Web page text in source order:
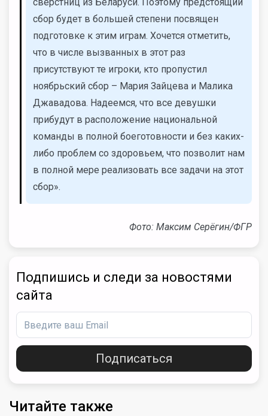
сверстниц из Беларуси. Поэтому предстоящий
сбор будет в большей степени посвящен
подготовке к этим играм. Хочется отметить,
что в числе вызванных в этот раз
присутствуют те игроки, кто пропустил
ноябрьский сбор – Мария Зайцева и Малика
Джавадова. Надеемся, что все девушки
прибудут в расположение национальной
команды в полной боеготовности и без каких-
либо проблем со здоровьем, что позволит нам
в полной мере реализовать все задачи на этот
сбор».
Фото: Максим Серёгин/ФГР
Подпишись и следи за новостями
сайта
Подписаться
Читайте также